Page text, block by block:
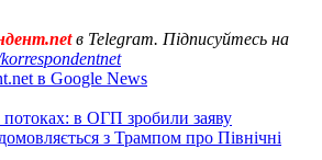
в Telegram. Підписуйтесь на
в Google News
в ОГП зробили заяву
з Трампом про Північні